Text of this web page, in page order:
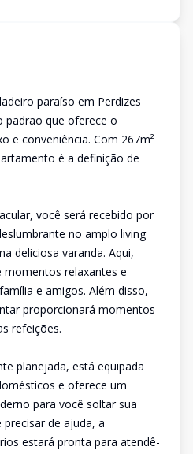
paraíso em Perdizes
padrão que oferece o
e conveniência. Com 267m²
é a definição de
você será recebido por
no amplo living
deliciosa varanda. Aqui,
relaxantes e
e amigos. Além disso,
proporcionará momentos
refeições.
planejada, está equipada
e oferece um
para você soltar sua
precisar de ajuda, a
estará pronta para atendê-